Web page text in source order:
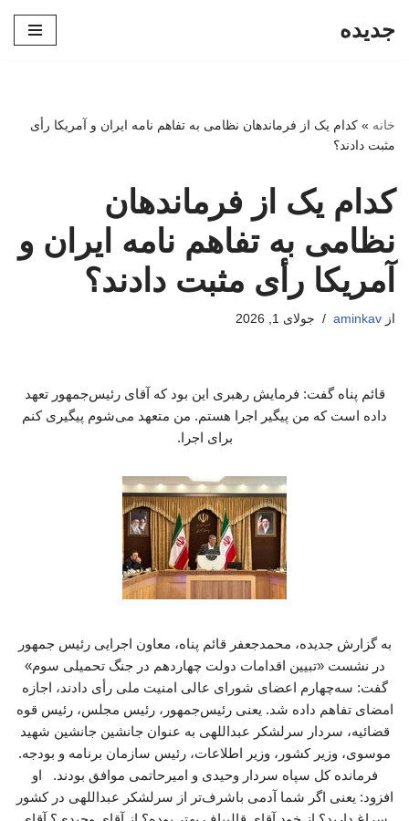
جدیده
خانه » کدام یک از فرماندهان نظامی به تفاهم نامه ایران و آمریکا رأی
مثبت دادند؟
کدام یک از فرماندهان
نظامی به تفاهم نامه ایران و
آمریکا رأی مثبت دادند؟
از aminkav جولای 1, 2026
قائم پناه گفت: فرمایش رهبری این بود که آقای رئیس‌جمهور تعهد
داده است که من پیگیر اجرا هستم. من متعهد می‌شوم پیگیری کنم
برای اجرا.
به گزارش جدیده، محمدجعفر قائم پناه، معاون اجرایی رئیس جمهور
در نشست «تبیین اقدامات دولت چهاردهم در جنگ تحمیلی سوم»
گفت: سه‌چهارم اعضای شورای عالی امنیت ملی رأی دادند، اجازه
امضای تفاهم داده شد. یعنی رئیس‌جمهور، رئیس مجلس، رئیس قوه
قضائیه، سردار سرلشکر عبداللهی به عنوان جانشین جانشین شهید
موسوی، وزیر کشور، وزیر اطلاعات، رئیس سازمان برنامه و بودجه.
فرمانده کل سپاه سردار وحیدی و امیرحاتمی موافق بودند. او
افزود: یعنی اگر شما آدمی باشرف‌تر از سرلشکر عبداللهی در کشور